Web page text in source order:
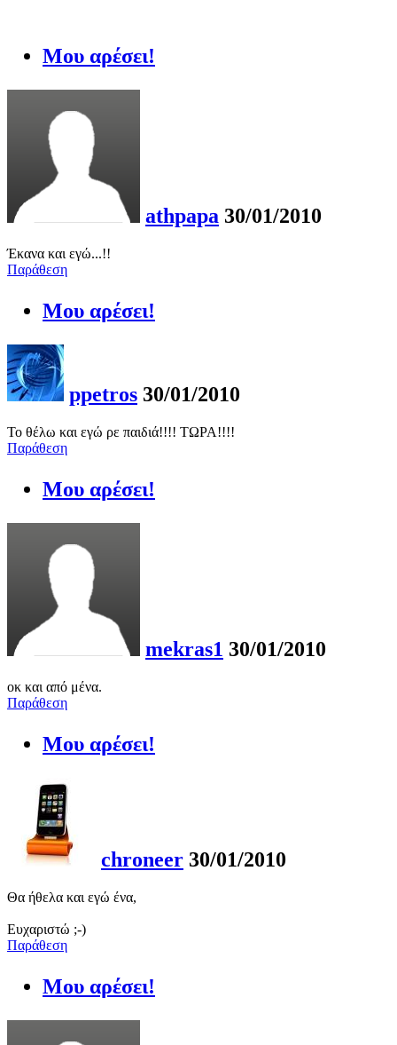
Μου αρέσει!
athpapa 30/01/2010
Έκανα και εγώ...!!
Παράθεση
Μου αρέσει!
ppetros 30/01/2010
Το θέλω και εγώ ρε παιδιά!!!! ΤΩΡΑ!!!!
Παράθεση
Μου αρέσει!
mekras1 30/01/2010
οκ και από μένα.
Παράθεση
Μου αρέσει!
chroneer 30/01/2010
Θα ήθελα και εγώ ένα,
Ευχαριστώ ;-)
Παράθεση
Μου αρέσει!